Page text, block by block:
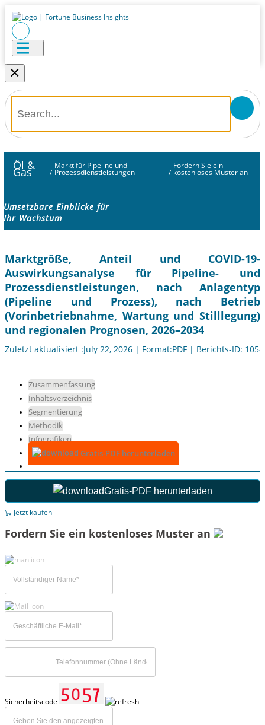
×
Öl &
Gas /
Markt für Pipeline und
Prozessdienstleistungen /
Fordern Sie ein
kostenloses Muster an
Umsetzbare Einblicke für
Ihr Wachstum
Marktgröße, Anteil und COVID-19-
Auswirkungsanalyse für Pipeline- und
Prozessdienstleistungen, nach Anlagentyp
(Pipeline und Prozess), nach Betrieb
(Vorinbetriebnahme, Wartung und Stilllegung)
und regionalen Prognosen, 2026–2034
Zuletzt aktualisiert :July 22, 2026 | Format:PDF | Berichts-ID:
Zusammenfassung
Inhaltsverzeichnis
Segmentierung
Methodik
Infografiken
Gratis-PDF herunterladen
Gratis-PDF herunterladen
Jetzt kaufen
Fordern Sie ein kostenloses Muster an
Sicherheitscode